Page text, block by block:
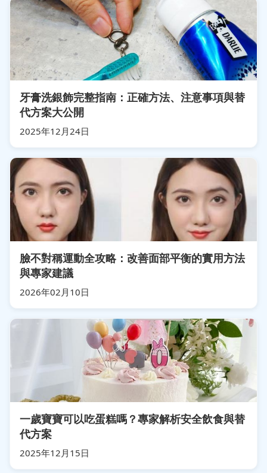
牙膏洗銀飾完整指南：正確方法、注意事項與替
代方案大公開
2025年12月24日
臉不對稱運動全攻略：改善面部平衡的實用方法
與專家建議
2026年02月10日
一歲寶寶可以吃蛋糕嗎？專家解析安全飲食與替
代方案
2025年12月15日